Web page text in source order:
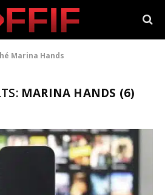
Marina Hands
MARINA HANDS (6)